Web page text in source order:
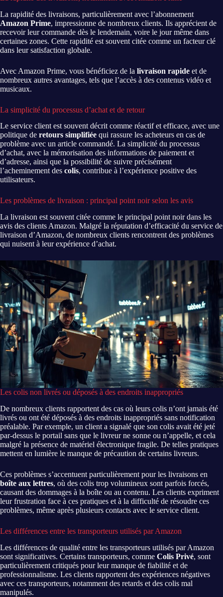
La rapidité des livraisons, particulièrement avec l’abonnement
Amazon Prime, impressionne de nombreux clients. Ils apprécient de
recevoir leur commande dès le lendemain, voire le jour même dans
certaines zones. Cette rapidité est souvent citée comme un facteur clé
dans leur satisfaction globale.
Avec Amazon Prime, vous bénéficiez de la livraison rapide et de
nombreux autres avantages, tels que l’accès à des contenus vidéo et
musicaux.
La simplicité du processus d’achat et de retour
Le service client est souvent décrit comme réactif et efficace, avec une
politique de retours simplifiée qui rassure les acheteurs en cas de
problème avec un article commandé. La simplicité du processus
d’achat, avec la mémorisation des informations de paiement et
d’adresse, ainsi que la possibilité de suivre précisément
l’acheminement des colis, contribue à l’expérience positive des
utilisateurs.
Les problèmes de livraison : principal point noir selon les avis
La livraison est souvent citée comme le principal point noir dans les
avis des clients Amazon. Malgré la réputation d’efficacité du service de
livraison d’Amazon, de nombreux clients rencontrent des problèmes
qui nuisent à leur expérience d’achat.
Les colis non livrés ou déposés à des endroits inappropriés
De nombreux clients rapportent des cas où leurs colis n’ont jamais été
livrés ou ont été déposés à des endroits inappropriés sans notification
préalable. Par exemple, un client a signalé que son colis avait été jeté
par-dessus le portail sans que le livreur ne sonne ou n’appelle, et cela
malgré la présence de matériel électronique fragile. De telles pratiques
mettent en lumière le manque de précaution de certains livreurs.
Ces problèmes s’accentuent particulièrement pour les livraisons en
boîte aux lettres, où des colis trop volumineux sont parfois forcés,
causant des dommages à la boîte ou au contenu. Les clients expriment
leur frustration face à ces pratiques et à la difficulté de résoudre ces
problèmes, même après plusieurs contacts avec le service client.
Les différences entre les transporteurs utilisés par Amazon
Les différences de qualité entre les transporteurs utilisés par Amazon
sont significatives. Certains transporteurs, comme Colis Privé, sont
particulièrement critiqués pour leur manque de fiabilité et de
professionnalisme. Les clients rapportent des expériences négatives
avec ces transporteurs, notamment des retards et des colis mal
manipulés.